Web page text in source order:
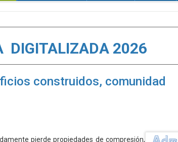
DIGITALIZADA 2026
construidos, comunidad
pierde propiedades de compresión,